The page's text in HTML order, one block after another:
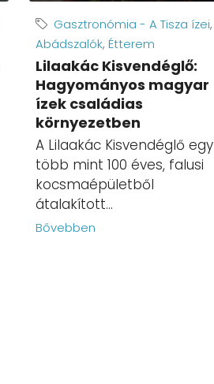
Gasztronómia - A Tisza ízei,
Abádszalók,Étterem
Lilaakác Kisvendéglő:
Hagyományos magyar
ízek családias
környezetben
A Lilaakác Kisvendéglő egy
több mint 100 éves, falusi
kocsmaépületből
átalakított...
Bővebben